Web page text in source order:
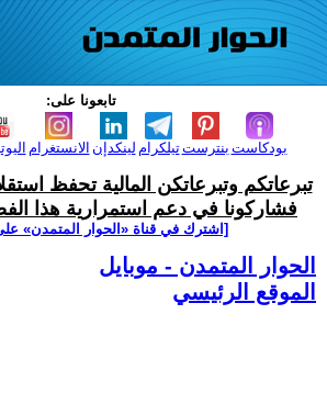
تابعونا على:
الانستغرام لينكدإن تيلكرامبنترست بودكاست
تبرعاتكم وتبرعاتكن المالية تحفظ
فشاركونا في دعم استمرارية هذا
[اشترك في قناة ‫«الحوار المتمدن»
الحوار المتمدن - موبايل
الموقع الرئيسي